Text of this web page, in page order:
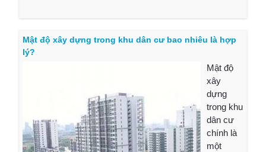
Mật độ xây dựng trong khu dân cư bao nhiêu là hợp
lý?
Mật độ
xây
dựng
trong khu
dân cư
chính là
một